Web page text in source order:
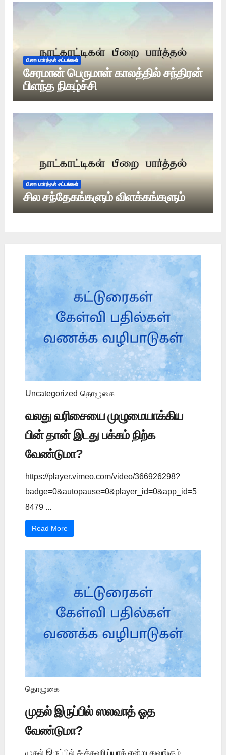
பிறை பார்த்தல் சட்டங்கள்
சேரமான் பெருமாள் காலத்தில் சந்திரன்
பிளந்த நிகழ்ச்சி
பிறை பார்த்தல் சட்டங்கள்
சில சந்தேகங்களும் விளக்கங்களும்
Uncategorized தொழுகை
வலது வரிசையை முழுமையாக்கிய
பின் தான் இடது பக்கம் நிற்க
வேண்டுமா?
https://player.vimeo.com/video/366926298?
badge=0&autopause=0&player_id=0&app_id=5
8479 ...
Read More
தொழுகை
முதல் இருப்பில் ஸலவாத் ஓத
வேண்டுமா?
முதல் இருப்பில் அத்தஹிய்யாத் என்று துவங்கும்